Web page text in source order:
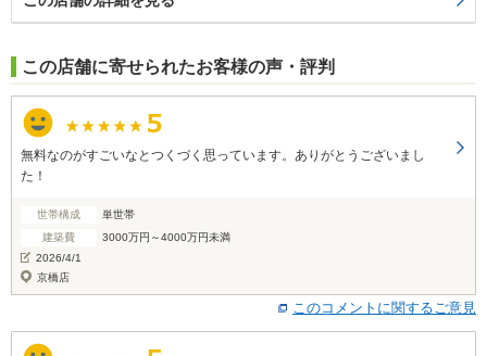
この店舗に寄せられたお客様の声・評判
無料なのがすごいなとつくづく思っています。ありがとうございまし
た！
世帯構成
単世帯
建築費
3000万円～4000万円未満
2026/4/1
京橋店
このコメントに関するご意見